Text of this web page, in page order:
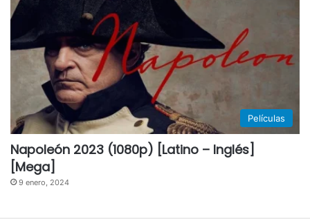
Películas
Napoleón 2023 (1080p) [Latino – Inglés]
[Mega]
9 enero, 2024